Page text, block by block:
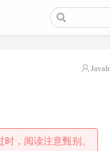
，阅读注意甄别。